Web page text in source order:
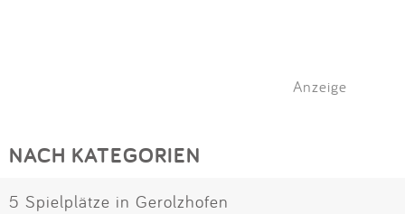
Anzeige
NACH KATEGORIEN
5 Spielplätze in Gerolzhofen